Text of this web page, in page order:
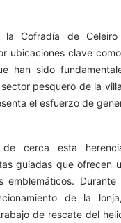
la Cofradía de
ubicaciones clave
han sido
pesquero de la
el esfuerzo de
de cerca esta
guiadas que ofrecen
emblemáticos.
de la
de rescate del